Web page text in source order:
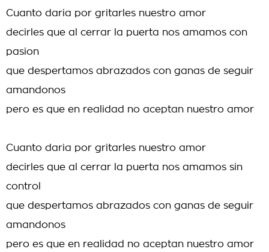
Cuanto daria por gritarles nuestro amor
decirles que al cerrar la puerta nos amamos con
pasion
que despertamos abrazados con ganas de seguir
amandonos
pero es que en realidad no aceptan nuestro amor
Cuanto daria por gritarles nuestro amor
decirles que al cerrar la puerta nos amamos sin
control
que despertamos abrazados con ganas de seguir
amandonos
pero es que en realidad no aceptan nuestro amor